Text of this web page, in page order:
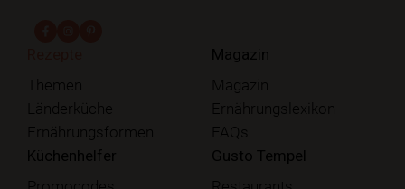
Themen
Länderküche
Ernährungsformen
Magazin
Magazin
Ernährungslexikon
FAQs
Küchenhelfer Gusto Tempel